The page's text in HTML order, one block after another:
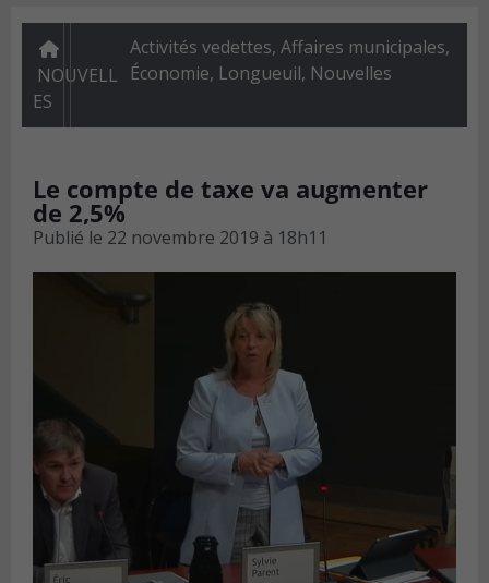
NOUVELL
ES
Activités vedettes,Affaires municipales,
Économie, Longueuil, Nouvelles
Le compte de taxe va augmenter
de 2,5%
Publié le 22 novembre 2019 à 18h11